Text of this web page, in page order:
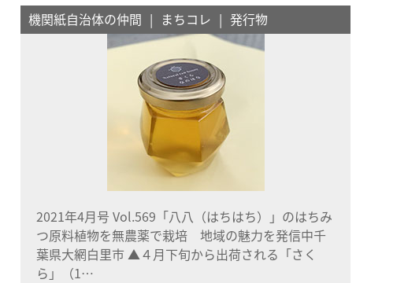
機関紙自治体の仲間 まちコレ 発行物
2021年4月号 Vol.569「八八（はちはち）」のはちみ
つ原料植物を無農薬で栽培 地域の魅力を発信中千
葉県大網白里市 ▲４月下旬から出荷される「さく
ら」（1…